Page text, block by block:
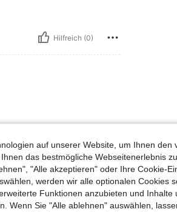
Hilfreich (0)
Hilfreich (0)
auf unserer Website, um Ihnen den
das bestmögliche Webseitenerlebnis
"Alle akzeptieren" oder Ihre Cookie-
werden wir alle optionalen Cookies
Funktionen anzubieten und Inhalte
Wenn Sie "Alle ablehnen" auswählen,